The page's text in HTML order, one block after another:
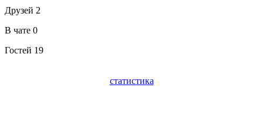
Друзей 2
В чате 0
Гостей 19
статистика